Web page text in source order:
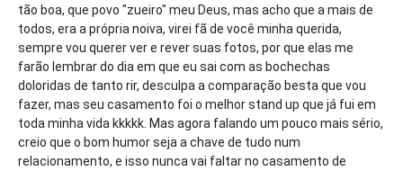
tão boa, que povo "zueiro" meu Deus, mas acho que a mais de
todos, era a própria noiva, virei fã de você minha querida,
sempre vou querer ver e rever suas fotos, por que elas me
farão lembrar do dia em que eu sai com as bochechas
doloridas de tanto rir, desculpa a comparação besta que vou
fazer, mas seu casamento foi o melhor stand up que já fui em
toda minha vida kkkkk. Mas agora falando um pouco mais sério,
creio que o bom humor seja a chave de tudo num
relacionamento, e isso nunca vai faltar no casamento de